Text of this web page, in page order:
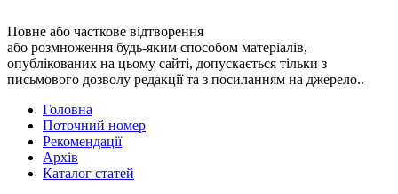
Повне або часткове відтворення
або розмноження будь-яким способом матеріалів,
опублікованих на цьому сайті, допускається тільки з
письмового дозволу редакції та з посиланням на джерело..
Головна
Поточний номер
Рекомендації
Архів
Каталог статей